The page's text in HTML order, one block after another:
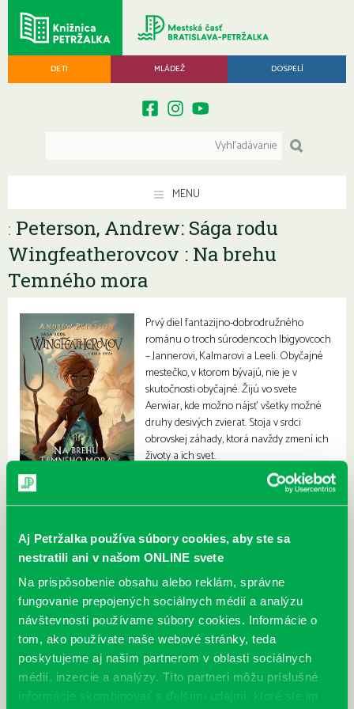
Aj Petržalka používa súbory cookies, aby ste sa
nestratili ani v našom ONLINE svete
Na prispôsobenie obsahu alebo reklám, správne
fungovanie prepojených sociálnych médií a analýzu
návštevnosti používame súbory cookies. Informácie o
tom, ako používate naše webové stránky, teda
poskytujeme aj našim partnerom v oblasti sociálnych
médií, inzercie a analýzy. Títo partneri môžu príslušné
informácie skombinovať s ďalšími údajmi, ktoré ste im
DETI MLÁDEŽ DOSPELÍ
MENU
: Peterson, Andrew: Sága rodu
Wingfeatherovcov : Na brehu
Temného mora
Prvý diel fantazijno-dobrodružného
románu o troch súrodencoch Ibigyovcoch
– Jannerovi, Kalmarovi a Leeli. Obyčajné
mestečko, v ktorom bývajú, nie je v
skutočnosti obyčajné. Žijú vo svete
Aerwiar, kde možno nájsť všetky možné
druhy desivých zvierat. Stoja v srdci
obrovskej záhady, ktorá navždy zmení ich
životy a ich svet.